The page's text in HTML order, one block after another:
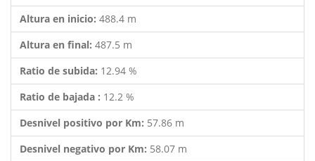
Altura en inicio: 488.4 m
Altura en final: 487.5 m
Ratio de subida: 12.94 %
Ratio de bajada : 12.2 %
Desnivel positivo por Km: 57.86 m
Desnivel negativo por Km: 58.07 m